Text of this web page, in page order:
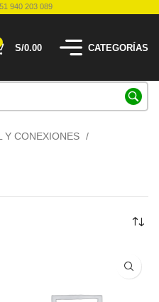
940 203 089
S/0.00 CATEGORÍAS
Y CONEXIONES